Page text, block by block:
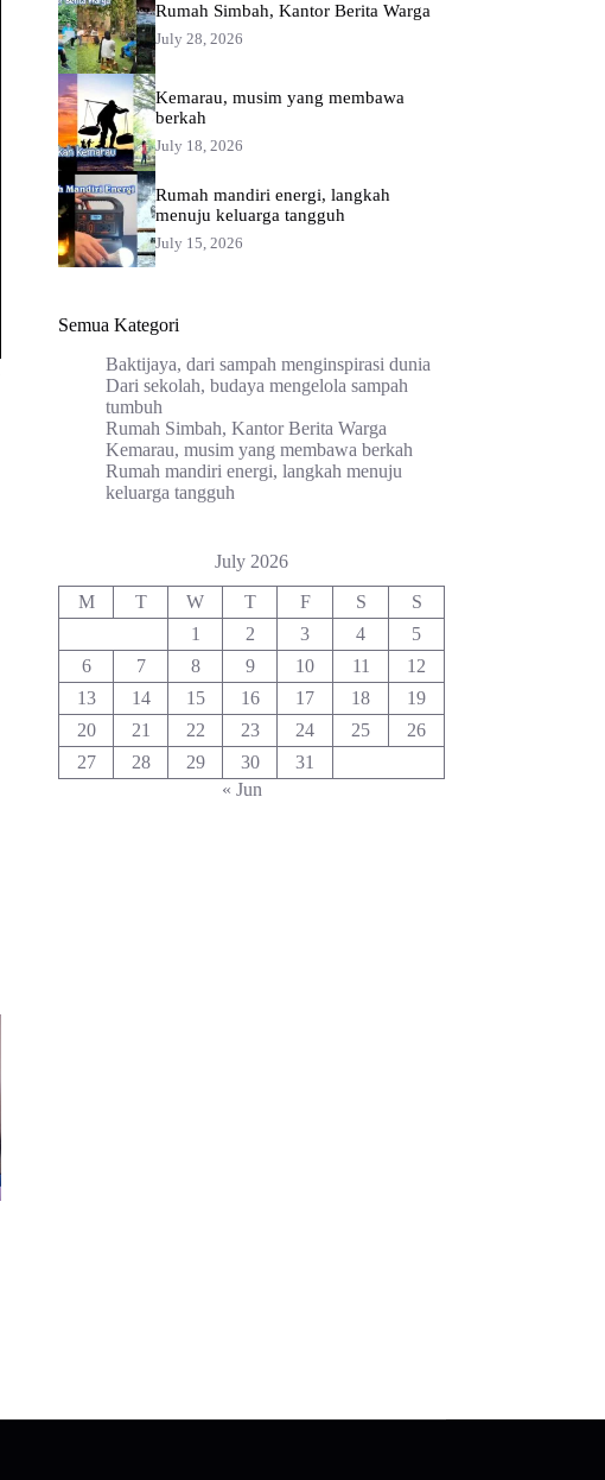
Rumah Simbah, Kantor Berita Warga
July 28, 2026
Kemarau, musim yang membawa
berkah
July 18, 2026
Rumah mandiri energi, langkah
menuju keluarga tangguh
July 15, 2026
Semua Kategori
Baktijaya, dari sampah menginspirasi dunia
Dari sekolah, budaya mengelola sampah
tumbuh
Rumah Simbah, Kantor Berita Warga
Kemarau, musim yang membawa berkah
Rumah mandiri energi, langkah menuju
keluarga tangguh
July 2026
M T W T F S
S
1
2 3 4
5
6
7 8 9 10 11
12
13
14 15 16 17 18
19
20
21 22 23 24 25
26
27
28 29 30
31
« Jun